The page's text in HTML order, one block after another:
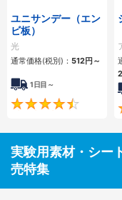
ユニサンデー（エン
ビ板）
光
通常価格(税別)： 512円～
1日目～
実験用素材・シー
売特集